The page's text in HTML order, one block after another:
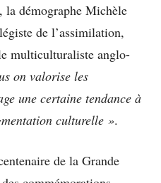
la démographe Michèle
de l’assimilation,
multiculturaliste anglo-
on valorise les
une certaine tendance à
culturelle ».
de la Grande